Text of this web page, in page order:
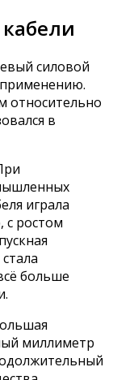
силовой
относительно
в
играла
ростом
больше
миллиметр